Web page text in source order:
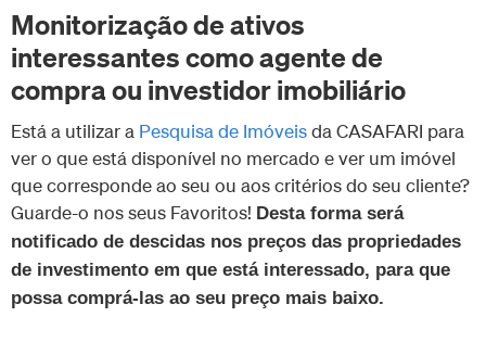
Monitorização de ativos
interessantes como agente de
compra ou investidor imobiliário
Está a utilizar a Pesquisa de Imóveisda CASAFARI para
ver o que está disponível no mercado e ver um imóvel
que corresponde ao seu ou aos critérios do seu cliente?
Guarde-o nos seus Favoritos! Desta forma será
notificado de descidas nos preços das propriedades
de investimento em que está interessado, para que
possa comprá-las ao seu preço mais baixo.